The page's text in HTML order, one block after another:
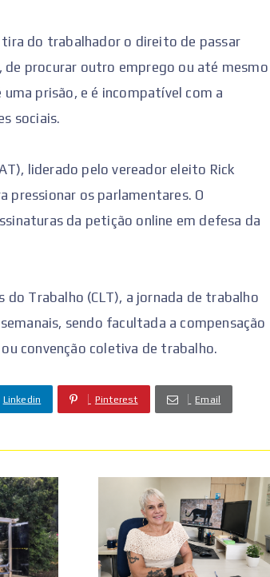
tira do trabalhador o direito de passar
procurar outro emprego ou até mesmo
prisão, e é incompatível com a
sociais.
liderado pelo vereador eleito Rick
pressionar os parlamentares. O
da petição online em defesa da
do Trabalho (CLT), a jornada de trabalho
sendo facultada a compensação
convenção coletiva de trabalho.
Linkedin Pinterest Email